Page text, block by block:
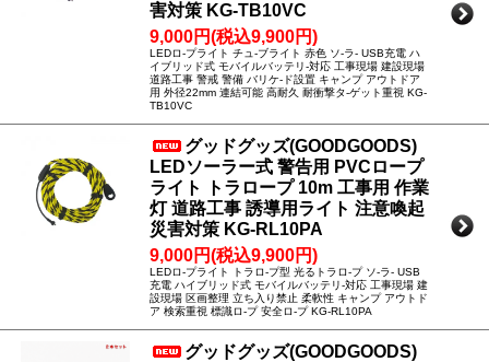
害対策 KG-TB10VC
9,000円(税込9,900円)
LEDロ-プライト チュ-ブライト 赤色 ソ-ラ- USB充電 ハ
イブリッド式 モバイルバッテリ-対応 工事現場 建設現場
道路工事 警戒 警備 バリケ-ド設置 キャンプ アウトドア
用 外径22mm 連結可能 高耐久 耐衝撃タ-ゲット重視 KG-
TB10VC
グッドグッズ(GOODGOODS)
LEDソーラー式 警告用 PVCロープ
ライト トラロープ 10m 工事用 作業
灯 道路工事 誘導用ライト 注意喚起
災害対策 KG-RL10PA
9,000円(税込9,900円)
LEDロ-プライト トラロ-プ型 光るトラロ-プ ソ-ラ- USB
充電 ハイブリッド式 モバイルバッテリ-対応 工事現場 建
設現場 区画整理 立ち入り禁止 柔軟性 キャンプ アウトド
ア 検索重視 標識ロ-プ 安全ロ-プ KG-RL10PA
グッドグッズ(GOODGOODS)